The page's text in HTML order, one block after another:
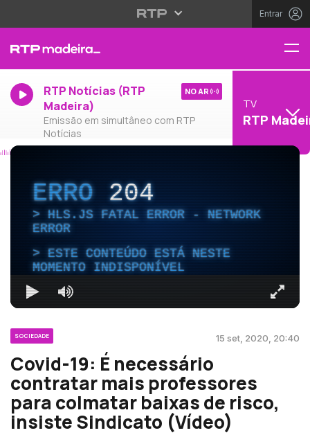
Entrar
RTP Notícias (RTP
Madeira)
Emissão em simultâneo com RTP
Notícias
NO AR
TV
RTP
ERRO204
HLS.JS FATAL ERROR - NETWORK
ERROR
ESTE CONTEÚDO ESTÁ NESTE
MOMENTO INDISPONÍVEL
SOCIEDADE 15 set, 2020, 20:40
Covid-19: É necessário
contratar mais professores
para colmatar baixas de risco,
insiste Sindicato (Vídeo)